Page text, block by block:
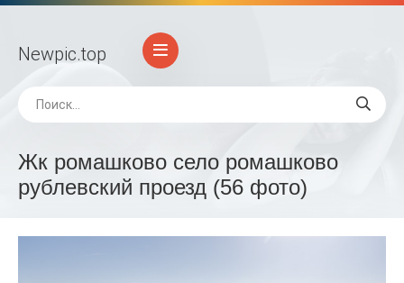
Newpic.top
Жк ромашково село ромашково
рублевский проезд (56 фото)